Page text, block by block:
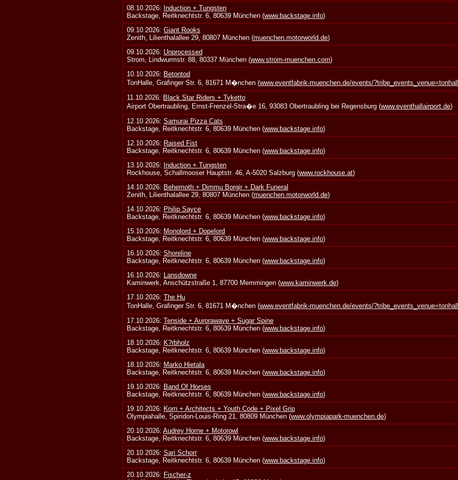
08.10.2026: Induction + Tungsten
Backstage, Reitknechtstr. 6, 80639 München (www.backstage.info)
09.10.2026:Giant Rooks
Zenith, Lilienthalallee 29, 80807 München (muenchen.motorworld.de)
09.10.2026: Unprocessed
Strom, Lindwurmstr. 88, 80337 München (www.strom-muenchen.com)
10.10.2026: Betontod
TonHalle, Grafinger Str. 6, 81671 M�nchen (www.eventfabrik-muenchen.de/events/
11.10.2026: Black Star Riders + Tyketto
Airport Obertraubling, Ernst-Frenzel-Stra�e 16, 93083 Obertraubling bei Regensburg (www.eventhallairport.de)
12.10.2026:Samurai Pizza Cats
Backstage, Reitknechtstr. 6, 80639 München (www.backstage.info)
12.10.2026: Raised Fist
Backstage, Reitknechtstr. 6, 80639 München (www.backstage.info)
13.10.2026: Induction + Tungsten
Rockhouse, Schallmooser Hauptstr. 46, A-5020 Salzburg (www.rockhouse.at)
14.10.2026: Behemoth + Dimmu Borgir + Dark Funeral
Zenith, Lilienthalallee 29, 80807 München (muenchen.motorworld.de)
14.10.2026: Philip Sayce
Backstage, Reitknechtstr. 6, 80639 München (www.backstage.info)
15.10.2026: Monolord + Dopelord
Backstage, Reitknechtstr. 6, 80639 München (www.backstage.info)
16.10.2026:Shoreline
Backstage, Reitknechtstr. 6, 80639 München (www.backstage.info)
16.10.2026: Lansdowne
Kaminwerk, Anschützstraße 1, 87700 Memmingen (www.kaminwerk.de)
17.10.2026:The Hu
TonHalle, Grafinger Str. 6, 81671 M�nchen (www.eventfabrik-muenchen.de/events/
17.10.2026:Tenside + Aurorawave + Sugar Spine
Backstage, Reitknechtstr. 6, 80639 München (www.backstage.info)
18.10.2026: K?rbholz
Backstage, Reitknechtstr. 6, 80639 München (www.backstage.info)
18.10.2026: Marko Hietala
Backstage, Reitknechtstr. 6, 80639 München (www.backstage.info)
19.10.2026: Band Of Horses
Backstage, Reitknechtstr. 6, 80639 München (www.backstage.info)
19.10.2026: Korn + Architects + Youth Code + Pixel Grip
Olympiahalle, Spiridon-Louis-Ring 21, 80809 München (www.olympiapark-muenchen.de)
20.10.2026:Audrey Horne + Motorowl
Backstage, Reitknechtstr. 6, 80639 München (www.backstage.info)
20.10.2026:Sari Schorr
Backstage, Reitknechtstr. 6, 80639 München (www.backstage.info)
20.10.2026: Fischer-z